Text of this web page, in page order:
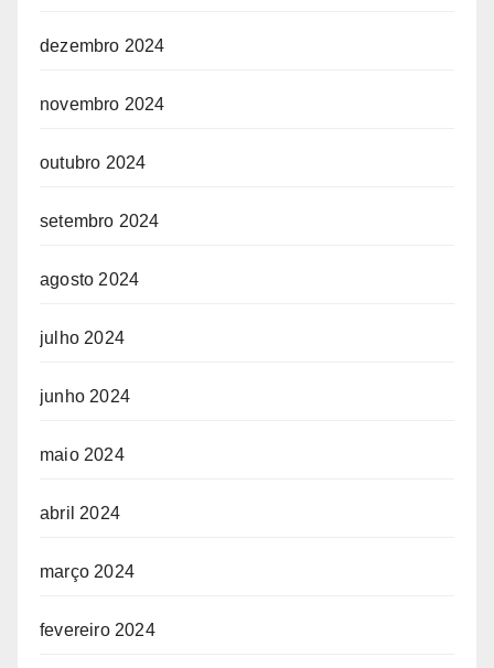
dezembro 2024
novembro 2024
outubro 2024
setembro 2024
agosto 2024
julho 2024
junho 2024
maio 2024
abril 2024
março 2024
fevereiro 2024